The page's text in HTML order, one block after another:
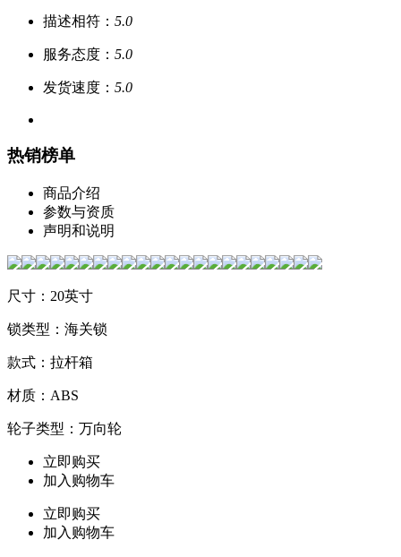
描述相符： 5.0
服务态度： 5.0
发货速度： 5.0
热销榜单
商品介绍
参数与资质
声明和说明
尺寸：20英寸
锁类型：海关锁
款式：拉杆箱
材质：ABS
轮子类型：万向轮
立即购买
加入购物车
立即购买
加入购物车